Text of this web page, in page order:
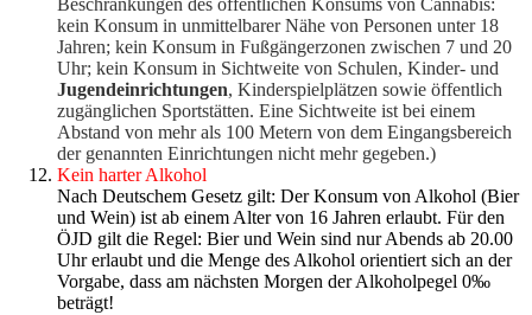
Beschränkungen des öffentlichen Konsums von Cannabis:
kein Konsum in unmittelbarer Nähe von Personen unter 18
Jahren; kein Konsum in Fußgängerzonen zwischen 7 und 20
Uhr; kein Konsum in Sichtweite von Schulen, Kinder- und
Jugendeinrichtungen, Kinderspielplätzen sowie öffentlich
zugänglichen Sportstätten. Eine Sichtweite ist bei einem
Abstand von mehr als 100 Metern von dem Eingangsbereich
der genannten Einrichtungen nicht mehr gegeben.)
Kein harter Alkohol
Nach Deutschem Gesetz gilt: Der Konsum von Alkohol (Bier
und Wein) ist ab einem Alter von 16 Jahren erlaubt. Für den
ÖJD gilt die Regel: Bier und Wein sind nur Abends ab 20.00
Uhr erlaubt und die Menge des Alkohol orientiert sich an der
Vorgabe, dass am nächsten Morgen der Alkoholpegel 0‰
beträgt!